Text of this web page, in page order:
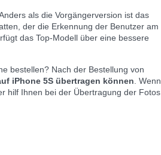
als die Vorgängerversion ist das
der die Erkennung der Benutzer am
das Top-Modell über eine bessere
bestellen? Nach der Bestellung von
iPhone 5S übertragen können . Wenn
hilf Ihnen bei der Übertragung der Fotos